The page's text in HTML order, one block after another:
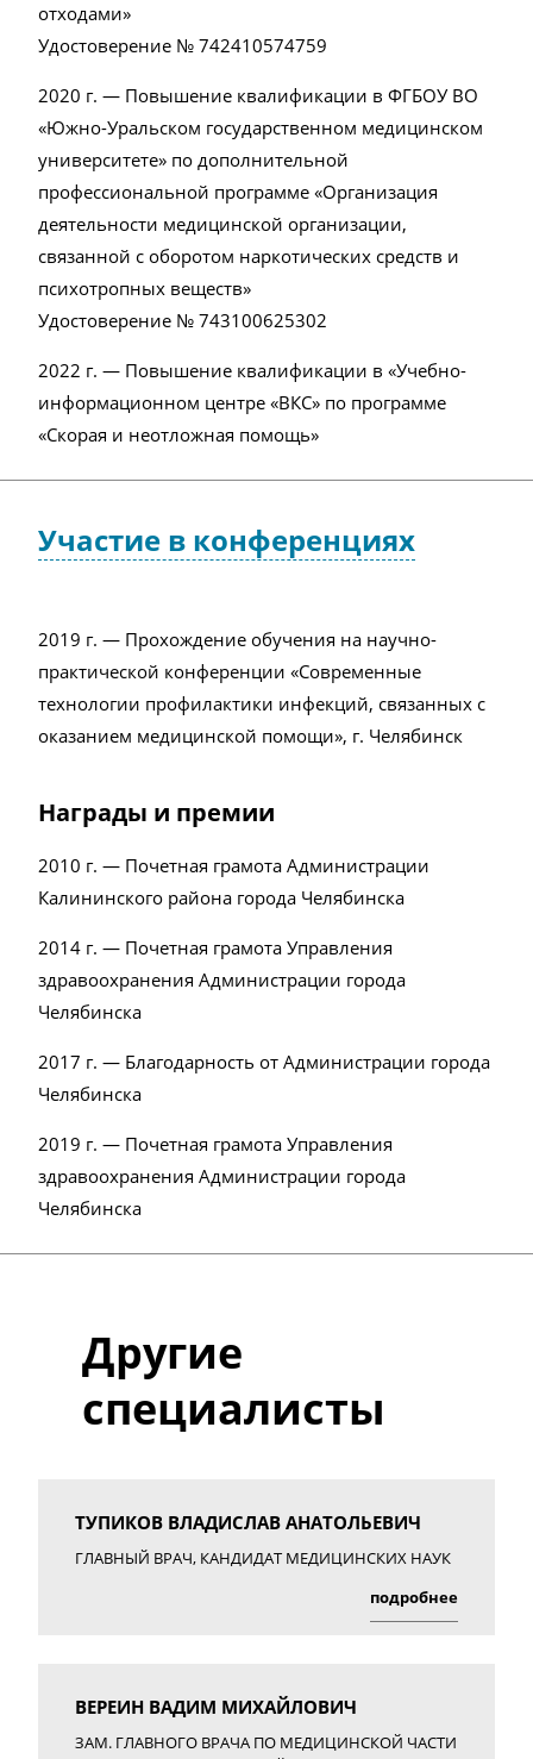
отходами»
Удостоверение № 742410574759
2020 г. — Повышение квалификации в ФГБОУ ВО
«Южно-Уральском государственном медицинском
университете» по дополнительной
профессиональной программе «Организация
деятельности медицинской организации,
связанной с оборотом наркотических средств и
психотропных веществ»
Удостоверение № 743100625302
2022 г. — Повышение квалификации в «Учебно-
информационном центре «ВКС» по программе
«Скорая и неотложная помощь»
Участие в конференциях
2019 г. — Прохождение обучения на научно-
практической конференции «Современные
технологии профилактики инфекций, связанных с
оказанием медицинской помощи», г. Челябинск
Награды и премии
2010 г. — Почетная грамота Администрации
Калининского района города Челябинска
2014 г. — Почетная грамота Управления
здравоохранения Администрации города
Челябинска
2017 г. — Благодарность от Администрации города
Челябинска
2019 г. — Почетная грамота Управления
здравоохранения Администрации города
Челябинска
Другие
специалисты
ТУПИКОВ ВЛАДИСЛАВ АНАТОЛЬЕВИЧ
ГЛАВНЫЙ ВРАЧ, КАНДИДАТ МЕДИЦИНСКИХ НАУК
подробнее
ВЕРЕИН ВАДИМ МИХАЙЛОВИЧ
ЗАМ. ГЛАВНОГО ВРАЧА ПО МЕДИЦИНСКОЙ ЧАСТИ